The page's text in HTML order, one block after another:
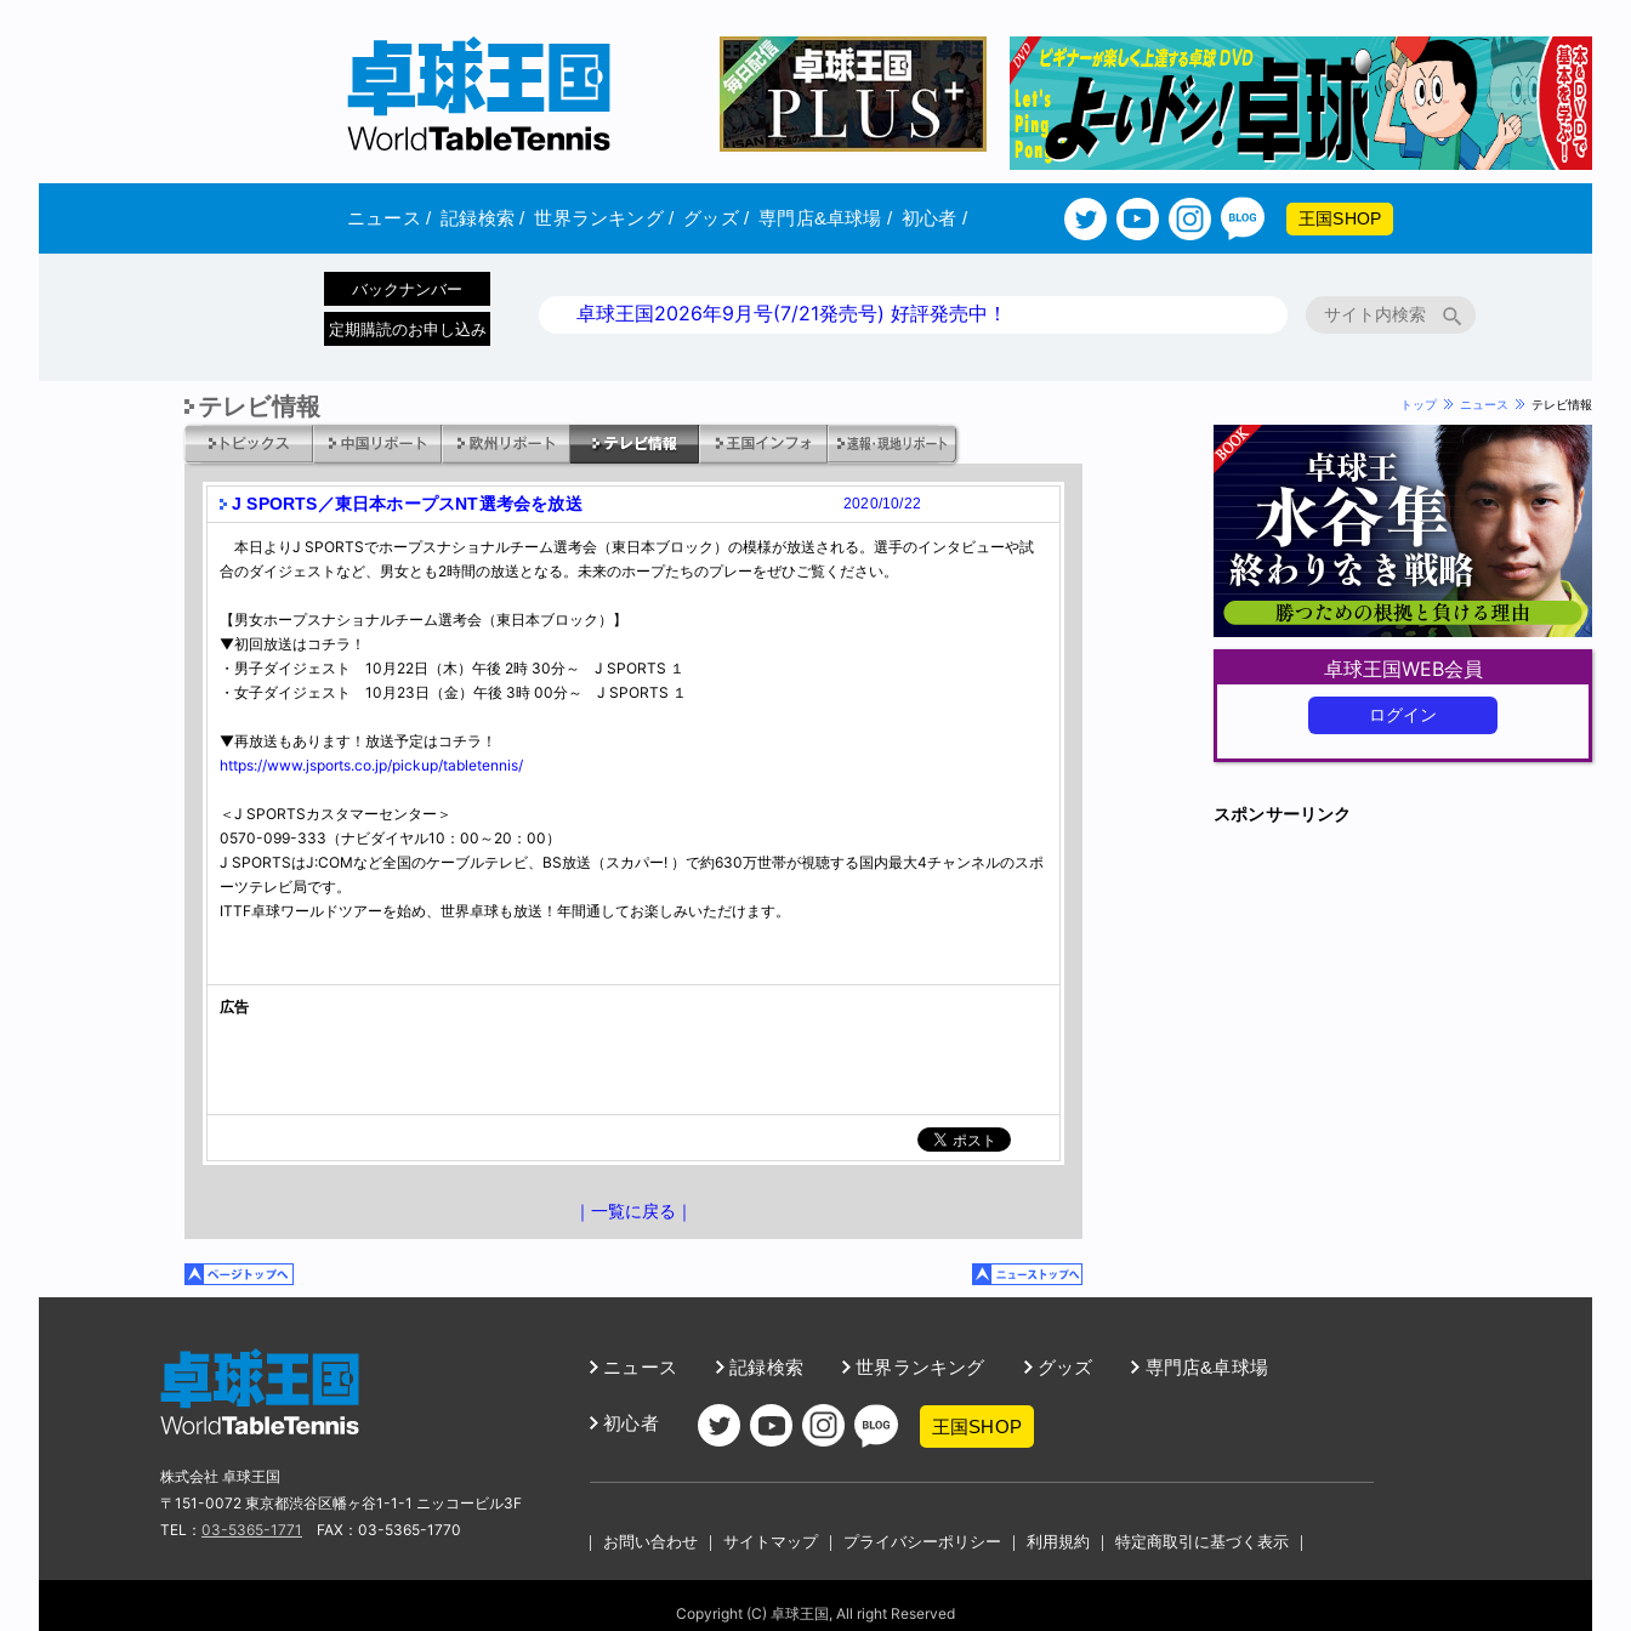
ニュース / 記録検索 / 世界ランキング/ グッズ/ 専門店&卓球場 / 初心者 / 王国SHOP
バックナンバー
定期購読のお申し込み
卓球王国2026年9月号(7/21発売号) 好評発売中！
テレビ情報 トップ ニュース テレビ情報
J SPORTS／東日本ホープスNT選考会を放送 2020/10/22
本日よりJ SPORTSでホープスナショナルチーム選考会（東日本ブロック）の模様が放送される。選手のインタビューや試
合のダイジェストなど、男女とも2時間の放送となる。未来のホープたちのプレーをぜひご覧ください。
【男女ホープスナショナルチーム選考会（東日本ブロック）】
▼初回放送はコチラ！
・男子ダイジェスト 10月22日（木）午後 2時 30分～ J SPORTS １
・女子ダイジェスト 10月23日（金）午後 3時 00分～ J SPORTS １
▼再放送もあります！放送予定はコチラ！
https://www.jsports.co.jp/pickup/tabletennis/
＜J SPORTSカスタマーセンター＞
0570-099-333（ナビダイヤル10：00～20：00）
J SPORTSはJ:COMなど全国のケーブルテレビ、BS放送（スカパー! ）で約630万世帯が視聴する国内最大4チャンネルのスポ
ーツテレビ局です。
ITTF卓球ワールドツアーを始め、世界卓球も放送！年間通してお楽しみいただけます。
広告
｜一覧に戻る｜
卓球王国WEB会員
ログイン
スポンサーリンク
ニュース 記録検索 世界ランキング グッズ 専門店&卓球場
初心者 王国SHOP
｜ お問い合わせ ｜ サイトマップ｜ プライバシーポリシー ｜ 利用規約 ｜ 特定商取引に基づく表示 ｜
株式会社 卓球王国
〒151-0072 東京都渋谷区幡ヶ谷1-1-1 ニッコービル3F
TEL： 03-5365-1771 FAX：03-5365-1770
Copyright (C) 卓球王国, All right Reserved